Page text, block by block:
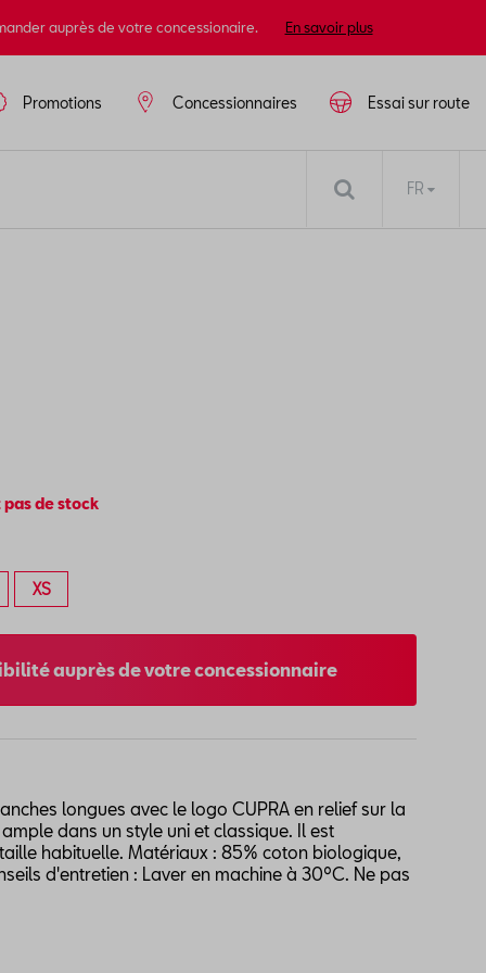
auprès de votre concessionaire. En savoir plus
Essai sur route
Concessionnaires
Promotions
FR
de stock
XS
auprès de votre concessionnaire
longues avec le logo CUPRA en relief sur la
dans un style uni et classique. Il est
habituelle. Matériaux : 85% coton biologique,
d'entretien : Laver en machine à 30ºC. Ne pas